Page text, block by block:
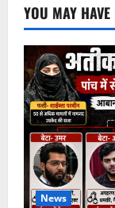
YOU MAY HAVE
News